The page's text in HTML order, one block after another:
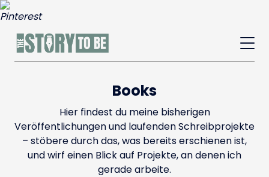
Books
Hier findest du meine bisherigen
Veröffentlichungen und laufenden Schreibprojekte
– stöbere durch das, was bereits erschienen ist,
und wirf einen Blick auf Projekte, an denen ich
gerade arbeite.